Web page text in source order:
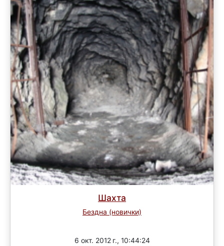
Шахта
Бездна (новички)
6 окт. 2012 г., 10:44:24